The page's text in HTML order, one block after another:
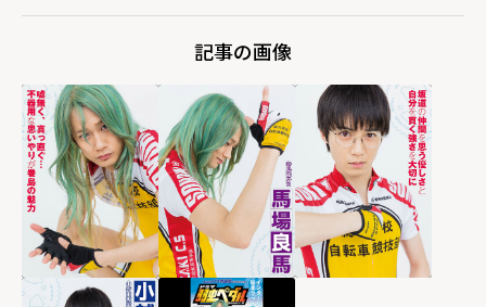
記事の画像